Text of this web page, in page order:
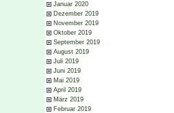
Januar 2020
Dezember 2019
November 2019
Oktober 2019
September 2019
August 2019
Juli 2019
Juni 2019
Mai 2019
April 2019
März 2019
Februar 2019